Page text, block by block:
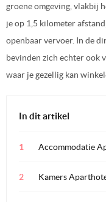
groene omgeving, vlakbij
je op 1,5 kilometer
openbaar vervoer. In de
bevinden zich echter ook
waar je gezellig kan
In dit artikel
Accommodatie
Kamers